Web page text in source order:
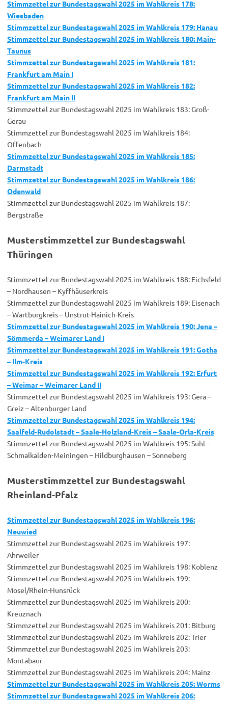
Stimmzettel zur Bundestagswahl 2025 im Wahlkreis 178:
Wiesbaden
Stimmzettel zur Bundestagswahl 2025 im Wahlkreis 179: Hanau
Stimmzettel zur Bundestagswahl 2025 im Wahlkreis 180: Main-
Taunus
Stimmzettel zur Bundestagswahl 2025 im Wahlkreis 181:
Frankfurt am Main I
Stimmzettel zur Bundestagswahl 2025 im Wahlkreis 182:
Frankfurt am Main II
Stimmzettel zur Bundestagswahl 2025 im Wahlkreis 183: Groß-
Gerau
Stimmzettel zur Bundestagswahl 2025 im Wahlkreis 184:
Offenbach
Stimmzettel zur Bundestagswahl 2025 im Wahlkreis 185:
Darmstadt
Stimmzettel zur Bundestagswahl 2025 im Wahlkreis 186:
Odenwald
Stimmzettel zur Bundestagswahl 2025 im Wahlkreis 187:
Bergstraße
Musterstimmzettel zur Bundestagswahl
Thüringen
Stimmzettel zur Bundestagswahl 2025 im Wahlkreis 188: Eichsfeld
– Nordhausen – Kyffhäuserkreis
Stimmzettel zur Bundestagswahl 2025 im Wahlkreis 189: Eisenach
– Wartburgkreis – Unstrut-Hainich-Kreis
Stimmzettel zur Bundestagswahl 2025 im Wahlkreis 190: Jena –
Sömmerda – Weimarer Land I
Stimmzettel zur Bundestagswahl 2025 im Wahlkreis 191: Gotha
– Ilm-Kreis
Stimmzettel zur Bundestagswahl 2025 im Wahlkreis 192: Erfurt
– Weimar – Weimarer Land II
Stimmzettel zur Bundestagswahl 2025 im Wahlkreis 193: Gera –
Greiz – Altenburger Land
Stimmzettel zur Bundestagswahl 2025 im Wahlkreis 194:
Saalfeld-Rudolstadt – Saale-Holzland-Kreis – Saale-Orla-Kreis
Stimmzettel zur Bundestagswahl 2025 im Wahlkreis 195: Suhl –
Schmalkalden-Meiningen – Hildburghausen – Sonneberg
Musterstimmzettel zur Bundestagswahl
Rheinland-Pfalz
Stimmzettel zur Bundestagswahl 2025 im Wahlkreis 196:
Neuwied
Stimmzettel zur Bundestagswahl 2025 im Wahlkreis 197:
Ahrweiler
Stimmzettel zur Bundestagswahl 2025 im Wahlkreis 198: Koblenz
Stimmzettel zur Bundestagswahl 2025 im Wahlkreis 199:
Mosel/Rhein-Hunsrück
Stimmzettel zur Bundestagswahl 2025 im Wahlkreis 200:
Kreuznach
Stimmzettel zur Bundestagswahl 2025 im Wahlkreis 201: Bitburg
Stimmzettel zur Bundestagswahl 2025 im Wahlkreis 202: Trier
Stimmzettel zur Bundestagswahl 2025 im Wahlkreis 203:
Montabaur
Stimmzettel zur Bundestagswahl 2025 im Wahlkreis 204: Mainz
Stimmzettel zur Bundestagswahl 2025 im Wahlkreis 205: Worms
Stimmzettel zur Bundestagswahl 2025 im Wahlkreis 206: